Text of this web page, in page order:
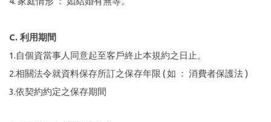
C. 利用期間
1.自個資當事人同意起至客戶終止本規約之日止。
2.相關法令就資料保存所訂之保存年限 ( 如 ： 消費者保護法 )
3.依契約約定之保存期間